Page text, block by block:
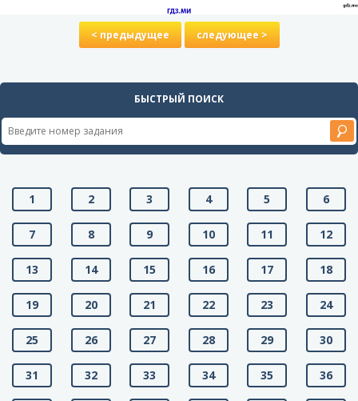
< предыдущее следующее >
БЫСТРЫЙ ПОИСК
1 2 3 4 5 6
7 8 9 10 11 12
13 14 15 16 17 18
19 20 21 22 23 24
25 26 27 28 29 30
31 32 33 34 35 36